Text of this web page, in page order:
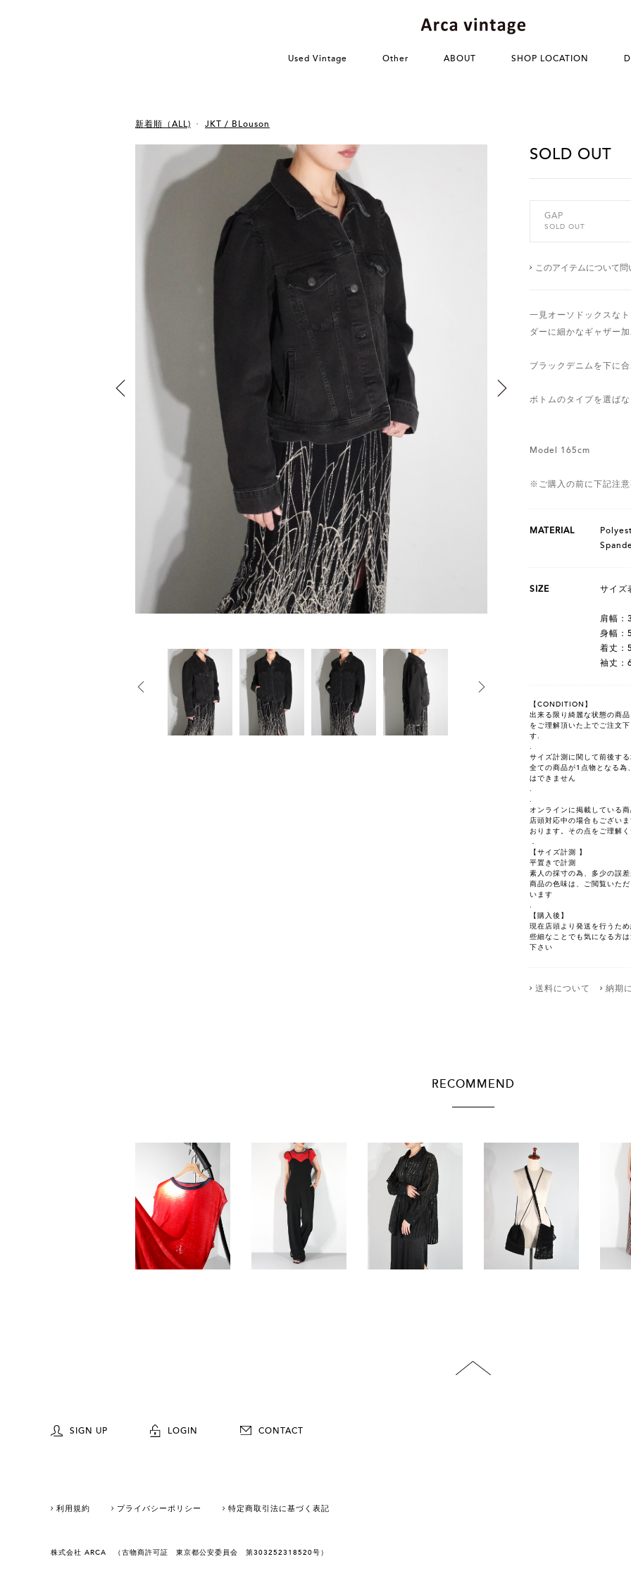
Used Vintage Other ABOUT SHOP LOCATION
新着順（ALL) JKT / BLouson
SOLD OUT
GAP
SOLD OUT
このアイテムについて
一見オーソドックスな
ダーに細かなギャザー
ブラックデニムを下に
ボトムのタイプを選ば
Model 165cm
※ご購入の前に下記注
MATERIAL
SIZE サイズ
肩幅：
身幅：
着丈：
袖丈：
【CONDITION】
出来る限り綺麗な状態の商
をご理解頂いた上でご注文
す.
.
サイズ計測に関して前後す
全ての商品が1点物となる為
はできません
.
.
オンラインに掲載している
店頭対応中の場合もござい
おります。その点をご理解
．
【サイズ計測 】
平置きで計測
素人の採寸の為、多少の誤
商品の色味は、ご閲覧いた
います
.
【購入後】
現在店頭より発送を行うた
些細なことでも気になる方
下さい
送料について 納期
RECOMMEND
SIGN UP LOGIN CONTACT
利用規約 プライバシーポリシー 特定商取引法に基づく表記
株式会社 ARCA （古物商許可証 東京都公安委員会 第303252318520号）